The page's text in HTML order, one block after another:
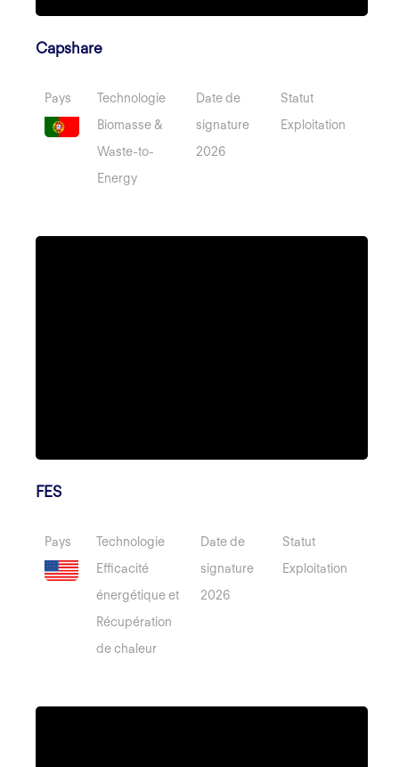
Capshare
Pays
Technologie
Biomasse &
Waste-to-
Energy
Date de
signature
2026
Statut
Exploitation
FES
Pays
Technologie
Efficacité
énergétique et
Récupération
de chaleur
Date de
signature
2026
Statut
Exploitation